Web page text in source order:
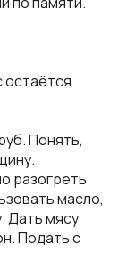
остаётся
Понять,
разогреть
масло,
Дать мясу
Подать с